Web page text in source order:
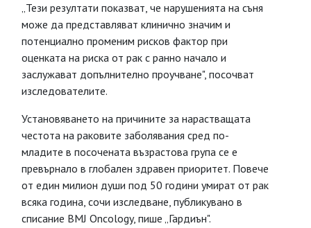
„Тези резултати показват, че нарушенията на съня
може да представляват клинично значим и
потенциално променим рисков фактор при
оценката на риска от рак с ранно начало и
заслужават допълнително проучване", посочват
изследователите.
Установяването на причините за нарастващата
честота на раковите заболявания сред по-
младите в посочената възрастова група се е
превърнало в глобален здравен приоритет. Повече
от един милион души под 50 години умират от рак
всяка година, сочи изследване, публикувано в
списание BMJ Oncology, пише „Гардиън".